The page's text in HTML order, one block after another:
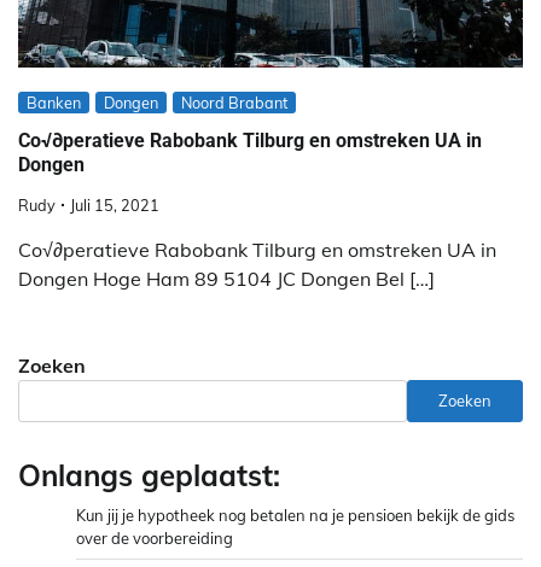
Banken Dongen Noord Brabant
Co√∂peratieve Rabobank Tilburg en omstreken UA in
Dongen
Rudy Juli 15, 2021
Co√∂peratieve Rabobank Tilburg en omstreken UA in
Dongen Hoge Ham 89 5104 JC Dongen Bel […]
Zoeken
Zoeken
Onlangs geplaatst:
Kun jij je hypotheek nog betalen na je pensioen bekijk de gids
over de voorbereiding